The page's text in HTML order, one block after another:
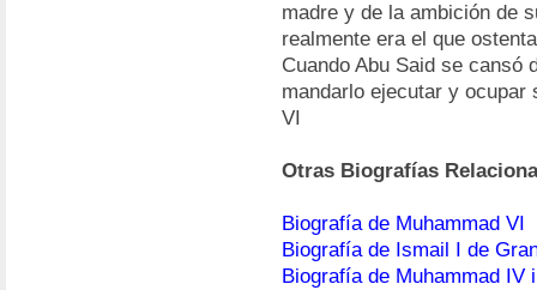
madre y de la ambición de
realmente era el que
Cuando Abu Said se cansó
mandarlo ejecutar y ocupar
VI
Otras Biografías
Biografía de Muhammad VI
Biografía de Ismail I de
Biografía de Muhammad IV